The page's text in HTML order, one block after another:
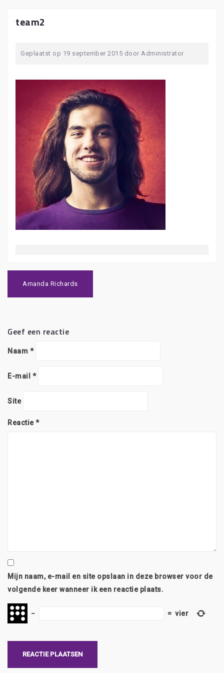
team2
Geplaatst op 19 september 2015 door Administrator
Bericht
navigatie
Amanda Richards
Geef een reactie
Naam *
E-mail *
Site
Reactie*
Mijn naam, e-mail en site opslaan in deze browser voor de
volgende keer wanneer ik een reactie plaats.
− = vier